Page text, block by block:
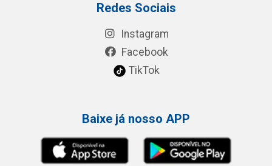
Redes Sociais
Instagram
Facebook
TikTok
Baixe já nosso APP